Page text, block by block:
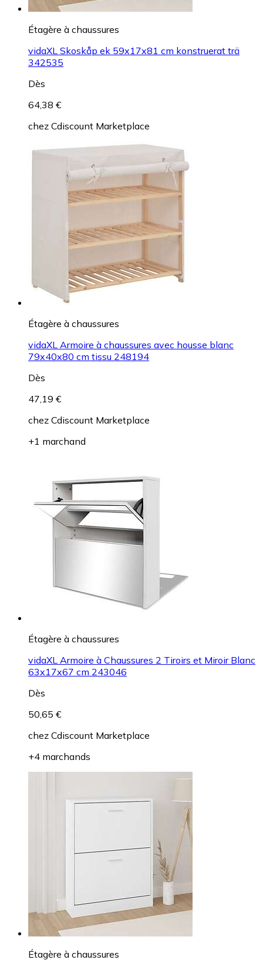
Étagère à chaussures
vidaXL Skoskåp ek 59x17x81 cm konstruerat trä
342535
Dès
64,38 €
chez Cdiscount Marketplace
Étagère à chaussures
vidaXL Armoire à chaussures avec housse blanc
79x40x80 cm tissu 248194
Dès
47,19 €
chez Cdiscount Marketplace
+1 marchand
Étagère à chaussures
vidaXL Armoire à Chaussures 2 Tiroirs et Miroir Blanc
63x17x67 cm 243046
Dès
50,65 €
chez Cdiscount Marketplace
+4 marchands
Étagère à chaussures